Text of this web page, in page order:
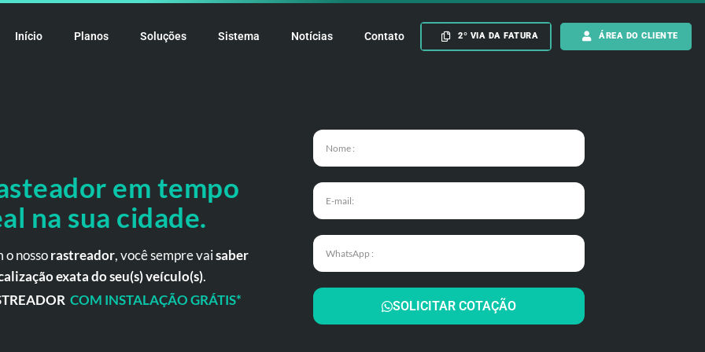
Início Planos Soluções Sistema Notícias Contato 2º VIA DA FATURA ÁREA DO CLIENTE
em tempo
na sua cidade.
o nossorastreador, você sempre vaisaber
exata do seu(s) veículo(s).
COM INSTALAÇÃO GRÁTIS* SOLICITAR COTAÇÃO